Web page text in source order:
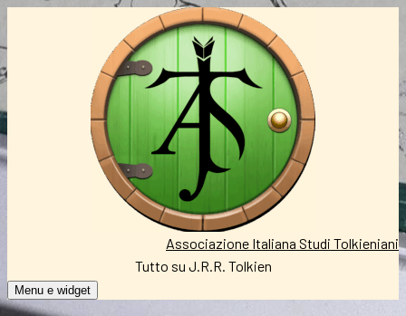
Associazione Italiana Studi Tolkieniani
Tutto su J.R.R. Tolkien
Menu e widget